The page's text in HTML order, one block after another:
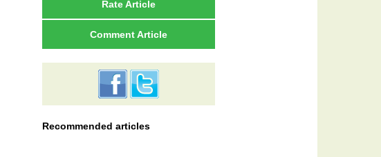
Rate Article
Comment Article
Recommended articles